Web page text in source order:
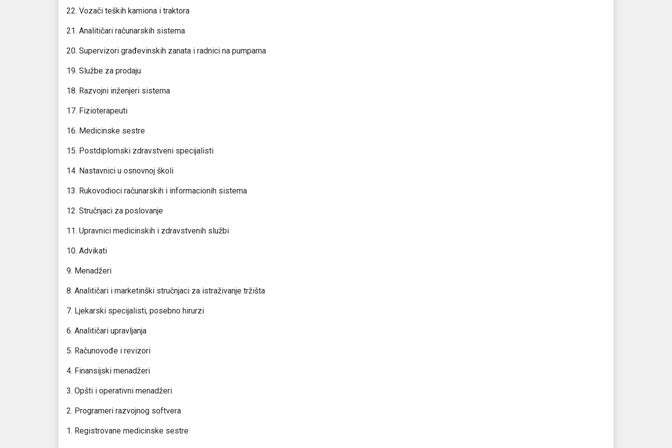
22. Vozači teških kamiona i traktora
21. Analitičari računarskih sistema
20. Supervizori građevinskih zanata i radnici na pumpama
19. Službe za prodaju
18. Razvojni inženjeri sistema
17. Fizioterapeuti
16. Medicinske sestre
15. Postdiplomski zdravstveni specijalisti
14. Nastavnici u osnovnoj školi
13. Rukovodioci računarskih i informacionih sistema
12. Stručnjaci za poslovanje
11. Upravnici medicinskih i zdravstvenih službi
10. Advikati
9. Menadžeri
8. Analitičari i marketinški stručnjaci za istraživanje tržišta
7. Ljekarski specijalisti, posebno hirurzi
6. Analitičari upravljanja
5. Računovođe i revizori
4. Finansijski menadžeri
3. Opšti i operativni menadžeri
2. Programeri razvojnog softvera
1. Registrovane medicinske sestre